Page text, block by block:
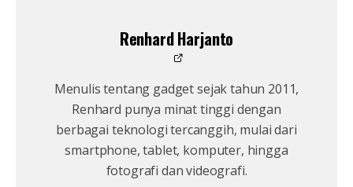
Renhard Harjanto
Menulis tentang gadget sejak tahun 2011,
Renhard punya minat tinggi dengan
berbagai teknologi tercanggih, mulai dari
smartphone, tablet, komputer, hingga
fotografi dan videografi.